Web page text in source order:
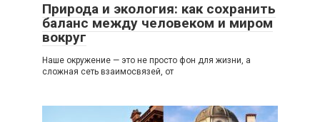
Природа и экология: как сохранить
баланс между человеком и миром
вокруг
Наше окружение — это не просто фон для жизни, а
сложная сеть взаимосвязей, от